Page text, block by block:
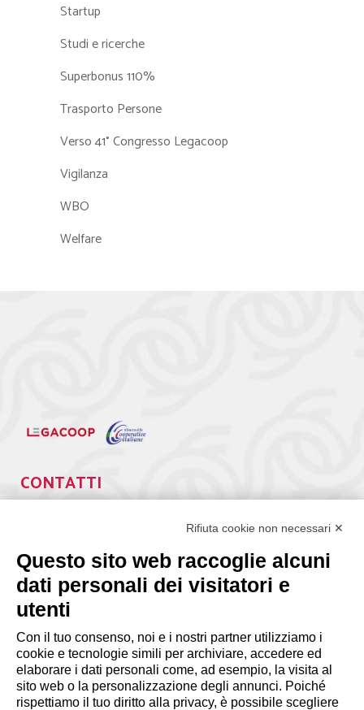
Startup
Studi e ricerche
Superbonus 110%
Trasporto Persone
Verso 41° Congresso Legacoop
Vigilanza
WBO
Welfare
CONTATTI
segreteria@lps.coop
INFORMAZIONI
Rifiuta cookie non necessari ✕
Questo sito web raccoglie alcuni
dati personali dei visitatori e
utenti
Con il tuo consenso, noi e i nostri partner utilizziamo i
cookie e tecnologie simili per archiviare, accedere ed
elaborare i dati personali come, ad esempio, la visita al
sito web o la personalizzazione degli annunci. Poiché
rispettiamo il tuo diritto alla privacy, è possibile scegliere